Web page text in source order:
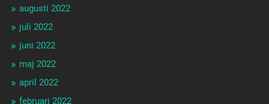
augusti 2022
juli 2022
juni 2022
maj 2022
april 2022
februari 2022